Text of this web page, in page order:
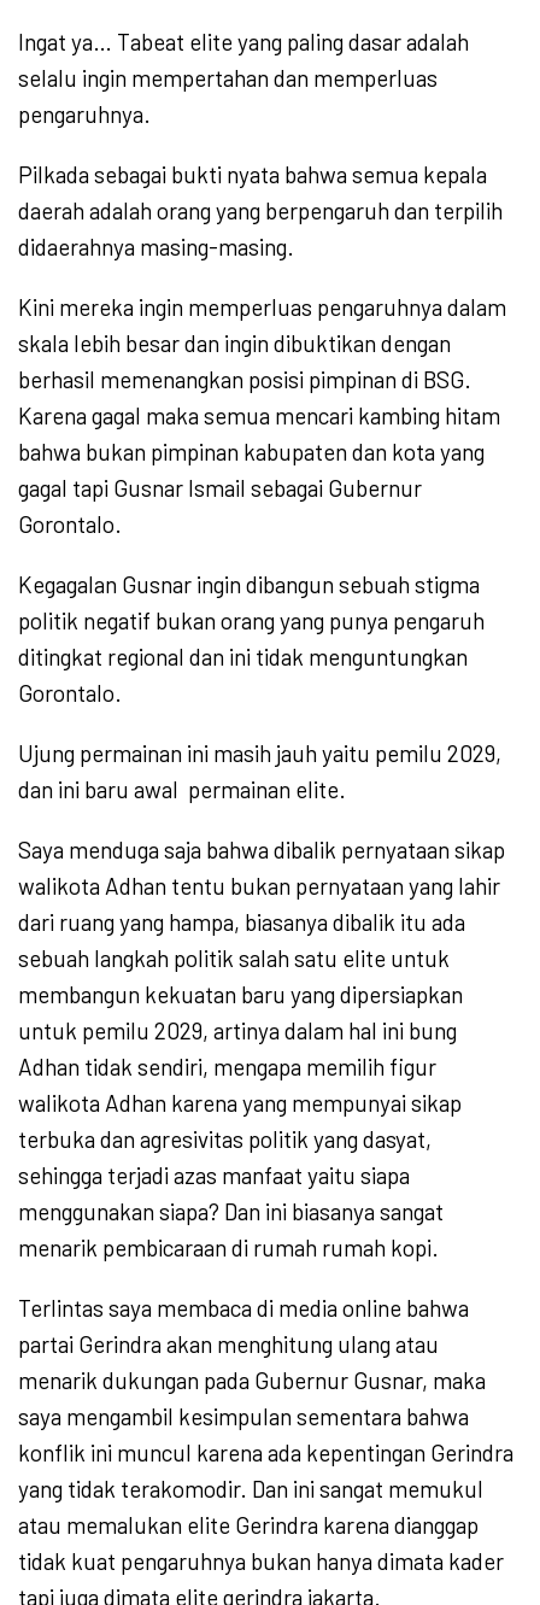
Ingat ya… Tabeat elite yang paling dasar adalah
selalu ingin mempertahan dan memperluas
pengaruhnya.
Pilkada sebagai bukti nyata bahwa semua kepala
daerah adalah orang yang berpengaruh dan terpilih
didaerahnya masing-masing.
Kini mereka ingin memperluas pengaruhnya dalam
skala lebih besar dan ingin dibuktikan dengan
berhasil memenangkan posisi pimpinan di BSG.
Karena gagal maka semua mencari kambing hitam
bahwa bukan pimpinan kabupaten dan kota yang
gagal tapi Gusnar Ismail sebagai Gubernur
Gorontalo.
Kegagalan Gusnar ingin dibangun sebuah stigma
politik negatif bukan orang yang punya pengaruh
ditingkat regional dan ini tidak menguntungkan
Gorontalo.
Ujung permainan ini masih jauh yaitu pemilu 2029,
dan ini baru awal permainan elite.
Saya menduga saja bahwa dibalik pernyataan sikap
walikota Adhan tentu bukan pernyataan yang lahir
dari ruang yang hampa, biasanya dibalik itu ada
sebuah langkah politik salah satu elite untuk
membangun kekuatan baru yang dipersiapkan
untuk pemilu 2029, artinya dalam hal ini bung
Adhan tidak sendiri, mengapa memilih figur
walikota Adhan karena yang mempunyai sikap
terbuka dan agresivitas politik yang dasyat,
sehingga terjadi azas manfaat yaitu siapa
menggunakan siapa? Dan ini biasanya sangat
menarik pembicaraan di rumah rumah kopi.
Terlintas saya membaca di media online bahwa
partai Gerindra akan menghitung ulang atau
menarik dukungan pada Gubernur Gusnar, maka
saya mengambil kesimpulan sementara bahwa
konflik ini muncul karena ada kepentingan Gerindra
yang tidak terakomodir. Dan ini sangat memukul
atau memalukan elite Gerindra karena dianggap
tidak kuat pengaruhnya bukan hanya dimata kader
tapi juga dimata elite gerindra jakarta.